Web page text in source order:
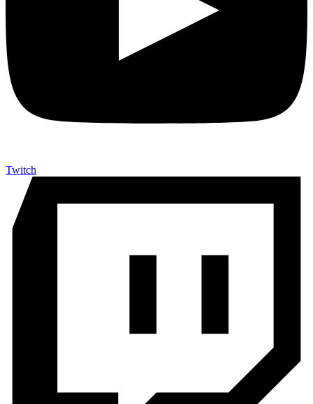
Twitch